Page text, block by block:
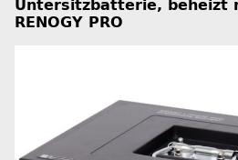
Untersitzbatterie, beheizt
RENOGY PRO